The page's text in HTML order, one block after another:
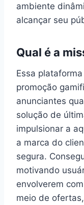
ambiente
alcançar seu
Qual é a
Essa
promoção
anunciantes
solução de
impulsionar a
a marca do
segura.
motivando
envolverem
meio de